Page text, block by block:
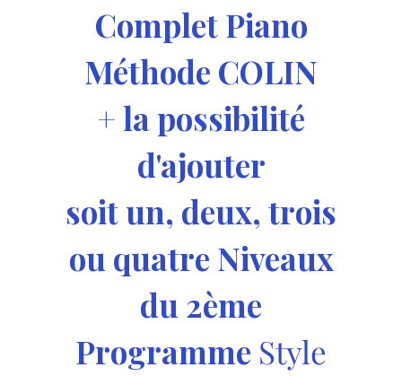
Complet Piano
Méthode COLIN
+ la possibilité
d'ajouter
soit un, deux, trois
ou quatre Niveaux
du 2ème
Programme Style